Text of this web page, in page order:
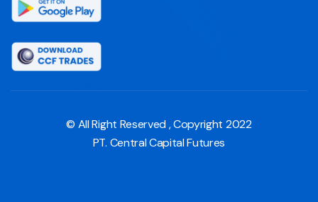
© All Right Reserved , Copyright 2022
PT. Central Capital Futures